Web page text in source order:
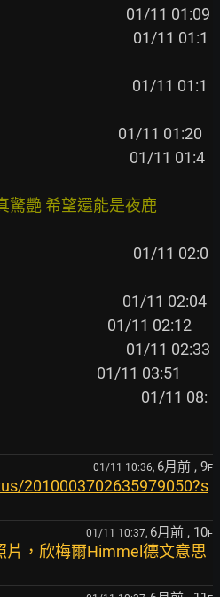
01/11 01:1
01/11 01:1
待
01/11 01:4
01/11 02:0
一個
01/11 08:
01/11 10:36, 6月前 , 9F
2010003702635979050?s
01/11 10:37, 6月前 , 10F
片，欣梅爾Himmel德文意思